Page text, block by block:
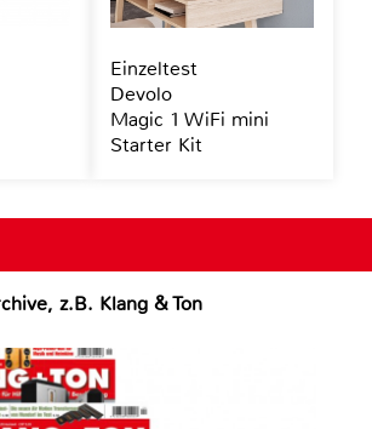
z.B. Klang & Ton
Einzeltest
Devolo
Magic 1 WiFi mini
Starter Kit